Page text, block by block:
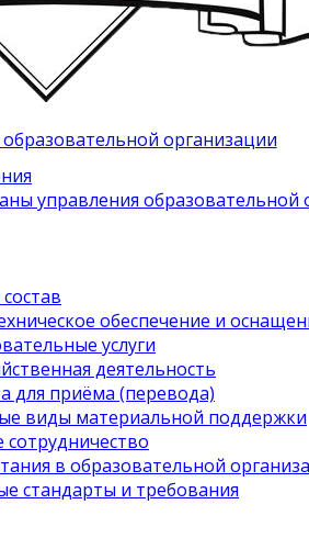
организации
управления образовательной
обеспечение и
услуги
деятельность
для приёма (перевода)
виды материальной поддержки
в образовательной
стандарты и требования